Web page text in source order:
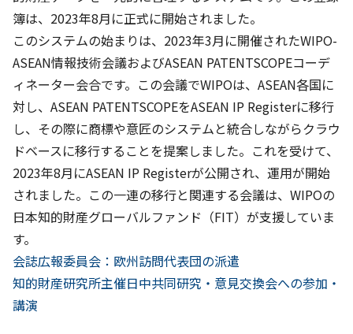
簿は、2023年8月に正式に開始されました。
このシステムの始まりは、2023年3月に開催されたWIPO-
ASEAN情報技術会議およびASEAN PATENTSCOPEコーデ
ィネーター会合です。この会議でWIPOは、ASEAN各国に
対し、ASEAN PATENTSCOPEをASEAN IP Registerに移行
し、その際に商標や意匠のシステムと統合しながらクラウ
ドベースに移行することを提案しました。これを受けて、
2023年8月にASEAN IP Registerが公開され、運用が開始
されました。この一連の移行と関連する会議は、WIPOの
日本知的財産グローバルファンド（FIT）が支援していま
す。
投
稿
前
へ
会誌広報委員会：欧州訪問代表団の派遣
次
へ
知的財産研究所主催日中共同研究・意見交換会への参加・
講演